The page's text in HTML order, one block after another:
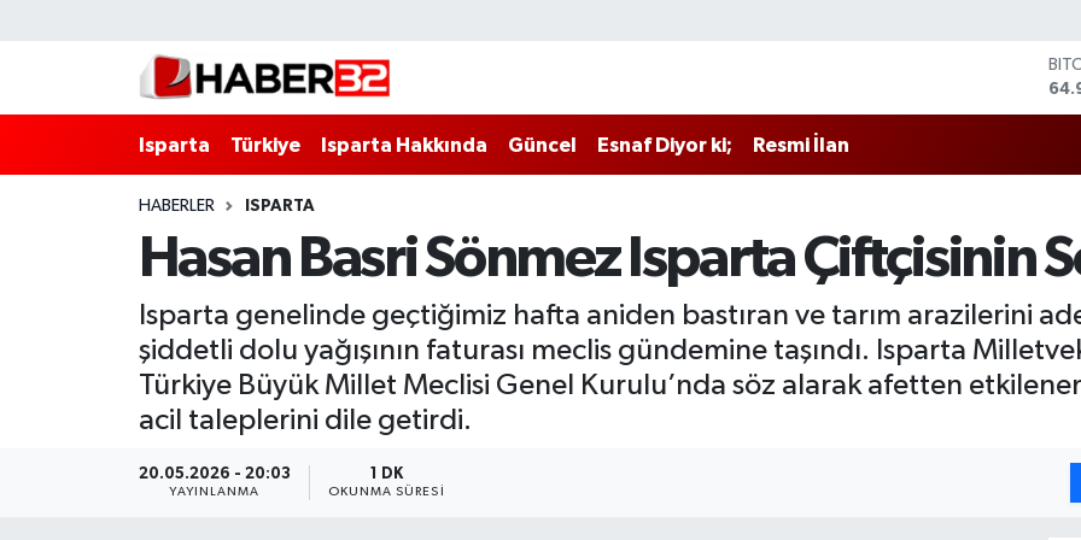
Isparta Türkiye Isparta Hakkında Güncel Esnaf Diyor ki; Resmi İlan
HABERLER ISPARTA
Hasan Basri Sönmez Isparta Çiftçisinin
Isparta genelinde geçtiğimiz hafta aniden bastıran ve tarım arazilerini
şiddetli dolu yağışının faturası meclis gündemine taşındı. Isparta
Türkiye Büyük Millet Meclisi Genel Kurulu’nda söz alarak afetten
acil taleplerini dile getirdi.
20.05.2026 - 20:03
YAYINLANMA
1 DK
OKUNMA SÜRESI
Isparta Hakkında
Esnaf Diyor ki;
BİLİM VE TEKNOLOJİ
Isparta Nöbetçi Eczaneler
Isparta Hava Durumu
Isparta Trafik Yoğunluk Haritası
Süper Lig Puan Durumu ve Fikstür
Tüm Manşetler
Son Dakika Haberleri